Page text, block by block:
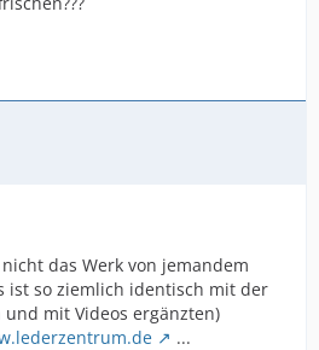
das Werk von jemandem
ist so ziemlich identisch mit der
mit Videos ergänzten)
...